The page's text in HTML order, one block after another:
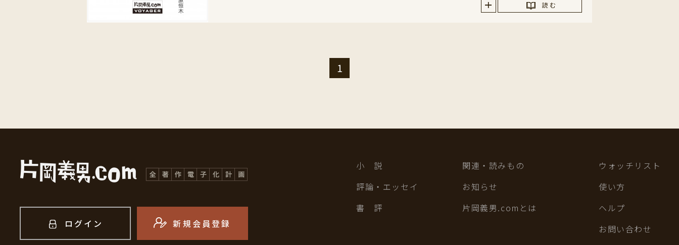
読 む
1
ログイン 新規会員登録
小 説
評論・エッセイ
書 評
関連・読みもの
お知らせ
片岡義男.comとは
ウォッチリスト
使い方
ヘルプ
お問い合わせ